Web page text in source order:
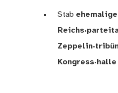
Stab
Kongress·halle